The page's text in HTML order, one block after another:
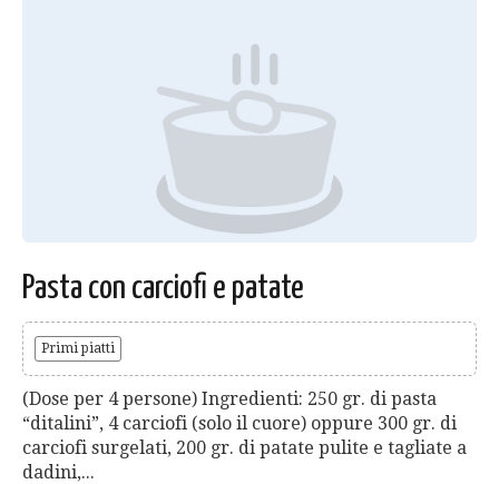
Pasta con carciofi e patate
Primi piatti
(Dose per 4 persone) Ingredienti: 250 gr. di pasta
“ditalini”, 4 carciofi (solo il cuore) oppure 300 gr. di
carciofi surgelati, 200 gr. di patate pulite e tagliate a
dadini,...